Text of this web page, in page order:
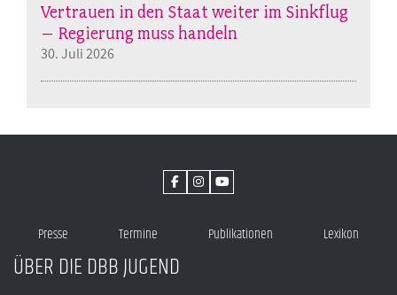
Vertrauen in den Staat weiter im Sinkflug
– Regierung muss handeln
30. Juli 2026
Presse Termine Publikationen Lexikon
ÜBER DIE DBB JUGEND